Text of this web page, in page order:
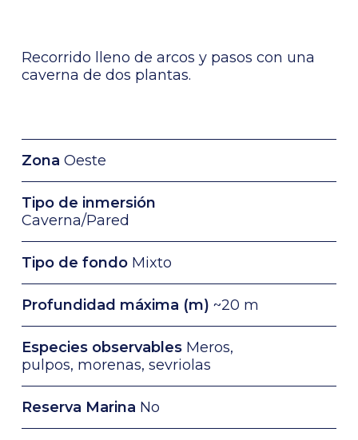
Recorrido lleno de arcos y pasos con una
caverna de dos plantas.
Zona Oeste
Tipo de inmersión
Caverna/Pared
Tipo de fondoMixto
Profundidad máxima (m) ~20 m
Especies observables Meros,
pulpos, morenas, sevriolas
Reserva Marina No